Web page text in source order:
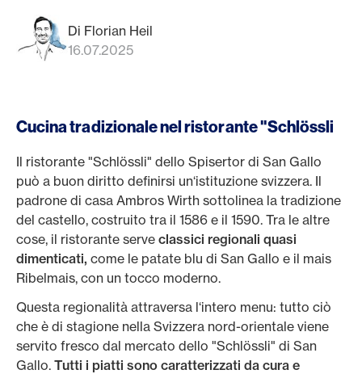
Di Florian Heil
16.07.2025
Cucina tradizionale nel ristorante "Schlössli
Il ristorante "Schlössli" dello Spisertor di San Gallo
può a buon diritto definirsi un‘istituzione svizzera. Il
padrone di casa Ambros Wirth sottolinea la tradizione
del castello, costruito tra il 1586 e il 1590. Tra le altre
cose, il ristorante serve classici regionali quasi
dimenticati, come le patate blu di San Gallo e il mais
Ribelmais, con un tocco moderno.
Questa regionalità attraversa l‘intero menu: tutto ciò
che è di stagione nella Svizzera nord-orientale viene
servito fresco dal mercato dello "Schlössli" di San
Gallo. Tutti i piatti sono caratterizzati da cura e